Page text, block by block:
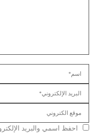
احفظ اسمي والبريد